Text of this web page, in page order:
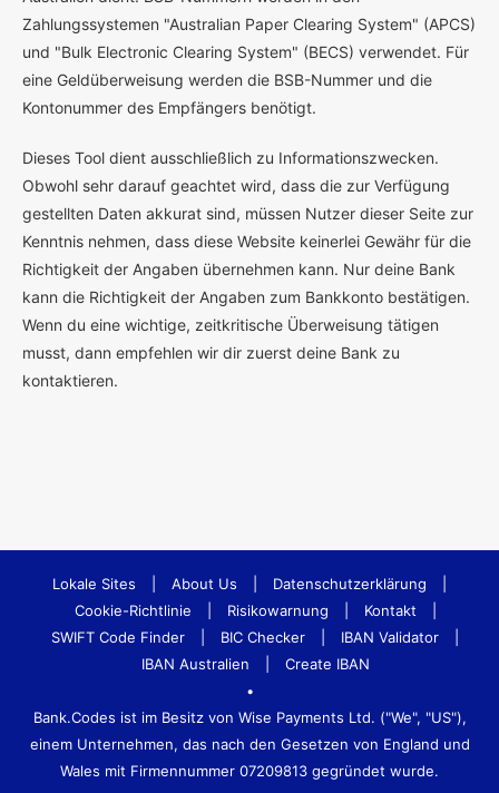
Zahlungssystemen "Australian Paper Clearing System" (APCS)
und "Bulk Electronic Clearing System" (BECS) verwendet. Für
eine Geldüberweisung werden die BSB-Nummer und die
Kontonummer des Empfängers benötigt.
Dieses Tool dient ausschließlich zu Informationszwecken.
Obwohl sehr darauf geachtet wird, dass die zur Verfügung
gestellten Daten akkurat sind, müssen Nutzer dieser Seite zur
Kenntnis nehmen, dass diese Website keinerlei Gewähr für die
Richtigkeit der Angaben übernehmen kann. Nur deine Bank
kann die Richtigkeit der Angaben zum Bankkonto bestätigen.
Wenn du eine wichtige, zeitkritische Überweisung tätigen
musst, dann empfehlen wir dir zuerst deine Bank zu
kontaktieren.
Lokale Sites About Us Datenschutzerklärung
Cookie-Richtlinie
Risikowarnung Kontakt
SWIFT Code Finder
BIC Checker IBAN Validator
IBAN Australien
Create IBAN
•
Bank.Codes ist im Besitz von Wise Payments Ltd. ("We", "US"),
einem Unternehmen, das nach den Gesetzen von England und
Wales mit Firmennummer 07209813 gegründet wurde.